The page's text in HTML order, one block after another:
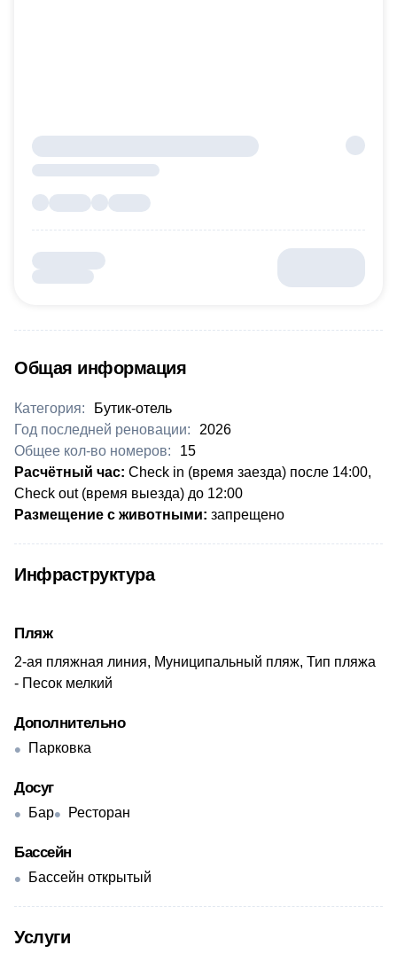
Общая информация
Категория:
Бутик-отель
Год последней реновации:
2026
Общее кол-во номеров:
15
​Расчётный час: Check in (время заезда) после 14:00,
Check out (время выезда) до 12:00
Размещение с животными: запрещено
Инфраструктура
Пляж
2-ая пляжная линия, Муниципальный пляж, Тип пляжа
- Песок мелкий
Дополнительно
Парковка
Досуг
Бар Ресторан
Бассейн
Бассейн открытый
Услуги